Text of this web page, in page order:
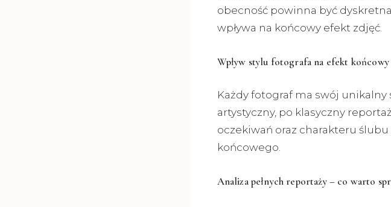
obecność powinna być
wpływa na końcowy efekt zdjęć.
Wpływ stylu fotografa na efekt końcowy
Każdy fotograf ma swój
artystyczny, po klasyczny
oczekiwań oraz charakteru
końcowego.
Analiza pełnych reportaży – co warto